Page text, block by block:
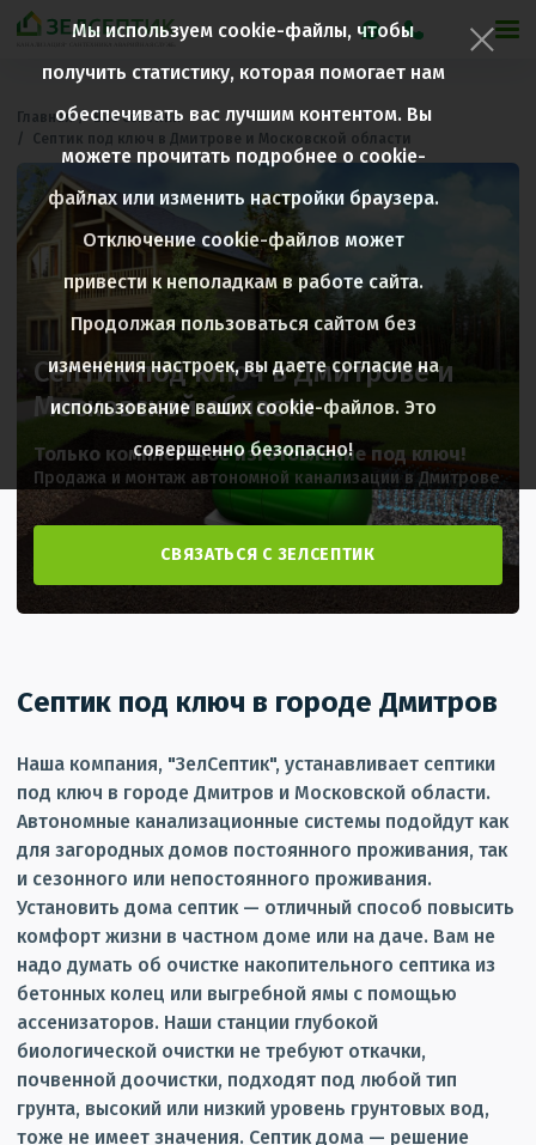
Главная
Все септики
Септик под ключ в Дмитрове и Московской области
Септик под ключ в Дмитрове и
Московской области
Только комплексное изготовление под ключ!
Продажа и монтаж автономной канализации в Дмитрове
СВЯЗАТЬСЯ С ЗЕЛСЕПТИК
Септик под ключ в городе Дмитров
Наша компания, "ЗелСептик", устанавливает септики
под ключ в городе Дмитров и Московской области.
Автономные канализационные системы подойдут как
для загородных домов постоянного проживания, так
и сезонного или непостоянного проживания.
Установить дома септик — отличный способ повысить
комфорт жизни в частном доме или на даче. Вам не
надо думать об очистке накопительного септика из
бетонных колец или выгребной ямы с помощью
ассенизаторов. Наши станции глубокой
биологической очистки не требуют откачки,
почвенной доочистки, подходят под любой тип
грунта, высокий или низкий уровень грунтовых вод,
тоже не имеет значения. Септик дома — решение
Фильтры
Производитель
ПРИМЕНИТЬ
Мы используем cookie-файлы, чтобы
получить статистику, которая помогает нам
обеспечивать вас лучшим контентом. Вы
можете прочитать подробнее о cookie-
файлах или изменить настройки браузера.
Отключение cookie-файлов может
привести к неполадкам в работе сайта.
Продолжая пользоваться сайтом без
изменения настроек, вы даете согласие на
использование ваших cookie-файлов. Это
совершенно безопасно!